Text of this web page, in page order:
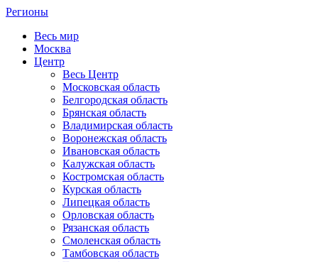
Регионы
Весь мир
Москва
Центр
Весь Центр
Московская область
Белгородская область
Брянская область
Владимирская область
Воронежская область
Ивановская область
Калужская область
Костромская область
Курская область
Липецкая область
Орловская область
Рязанская область
Смоленская область
Тамбовская область